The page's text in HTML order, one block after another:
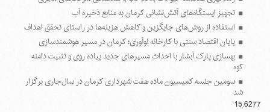
تجهیز ایستگاه‌های آتش‌نشانی کرمان به منابع ذخیره آب
استفاده از روش‌های جایگزین و کاهش هزینه‌ها در راستای تحقق اهداف
پایان اقتصاد سنتی با کارخانه نوآوری؛ کرمان در مسیر هوشمندسازی
بهسازی پارک آبشار با احداث مسیرهای جدید پیاده روی و تثبیت دامنه
کوه
سومین جلسه کمیسیون ماده هفت شهرداری کرمان در سال‌جاری برگزار
شد
15.6277